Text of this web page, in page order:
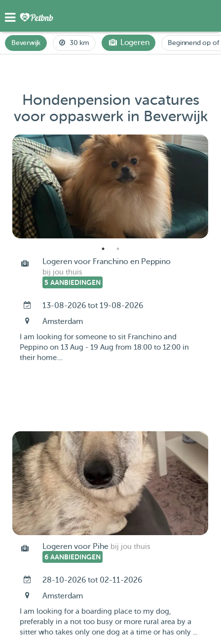
Beverwijk 30 km Logeren Beginnend op of
Hondenpension vacatures
voor oppaswerk in Beverwijk
Logeren voor Franchino en Peppino
bij jou thuis
5 AANBIEDINGEN
13-08-2026 tot 19-08-2026
Amsterdam
I am looking for someone to sit Franchino and
Peppino on 13 Aug - 19 Aug from 18:00 to 12:00 in
their home....
Logeren voor Pihe bij jou thuis
6 AANBIEDINGEN
28-10-2026 tot 02-11-2026
Amsterdam
I am looking for a boarding place to my dog,
preferably in a not too busy or more rural area by a
sitter who takes only one dog at a time or has only ...